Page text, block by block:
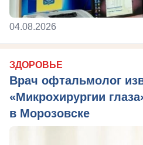
04.08.2026
ЗДОРОВЬЕ
Врач офтальмолог
«Микрохирургии
в Морозовске